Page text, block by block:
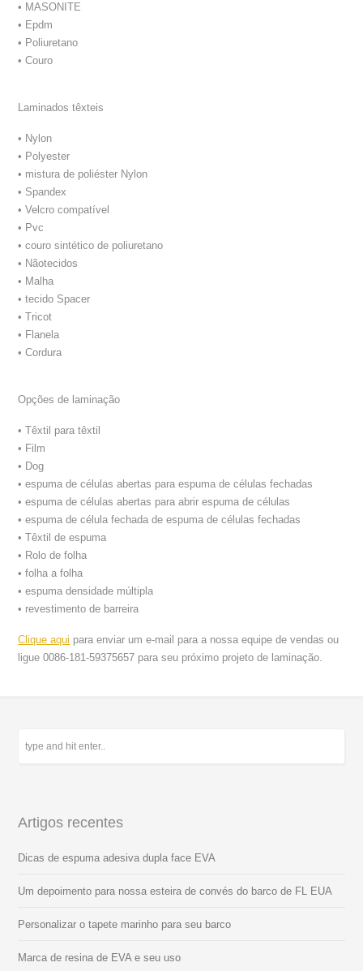
• MASONITE
• Epdm
• Poliuretano
• Couro
Laminados têxteis
• Nylon
• Polyester
• mistura de poliéster Nylon
• Spandex
• Velcro compatível
• Pvc
• couro sintético de poliuretano
• Nãotecidos
• Malha
• tecido Spacer
• Tricot
• Flanela
• Cordura
Opções de laminação
• Têxtil para têxtil
• Film
• Dog
• espuma de células abertas para espuma de células fechadas
• espuma de células abertas para abrir espuma de células
• espuma de célula fechada de espuma de células fechadas
• Têxtil de espuma
• Rolo de folha
• folha a folha
• espuma densidade múltipla
• revestimento de barreira
Clique aqui para enviar um e-mail para a nossa equipe de vendas ou
ligue 0086-181-59375657 para seu próximo projeto de laminação.
Artigos recentes
Dicas de espuma adesiva dupla face EVA
Um depoimento para nossa esteira de convés do barco de FL EUA
Personalizar o tapete marinho para seu barco
Marca de resina de EVA e seu uso